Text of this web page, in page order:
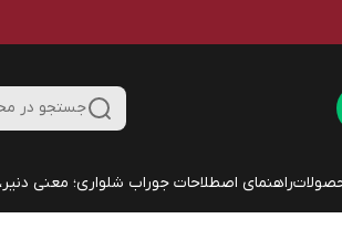
جستجو در
راهنمای اصطلاحات جوراب شلواری؛ معنی